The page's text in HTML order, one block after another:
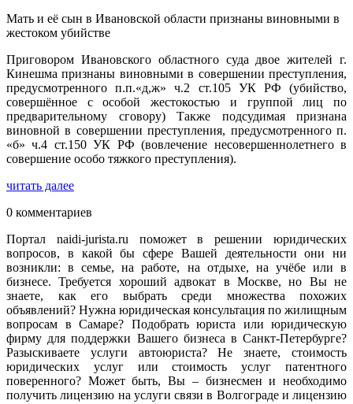
Мать и её сын в Ивановской области признаны виновными в
жестоком убийстве
Приговором Ивановского областного суда двое жителей г.
Кинешма признаны виновными в совершении преступления,
предусмотренного п.п.«д,ж» ч.2 ст.105 УК РФ (убийство,
совершённое с особой жестокостью и группой лиц по
предварительному сговору) Также подсудимая признана
виновной в совершении преступления, предусмотренного п.
«б» ч.4 ст.150 УК РФ (вовлечение несовершеннолетнего в
совершение особо тяжкого преступления).
читать далее
0 комментариев
Портал naidi-jurista.ru поможет в решении юридических
вопросов, в какой бы сфере Вашей деятельности они ни
возникли: в семье, на работе, на отдыхе, на учёбе или в
бизнесе. Требуется хороший адвокат в Москве, но Вы не
знаете, как его выбрать среди множества похожих
объявлений? Нужна юридическая консультация по жилищным
вопросам в Самаре? Подобрать юриста или юридическую
фирму для поддержки Вашего бизнеса в Санкт-Петербурге?
Разыскиваете услуги автоюриста? Не знаете, стоимость
юридических услуг или стоимость услуг патентного
поверенного? Может быть, Вы – бизнесмен и необходимо
получить лицензию на услуги связи в Волгограде и лицензию